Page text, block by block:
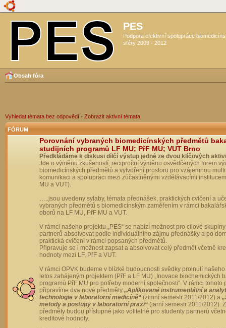
PES
Podpora efektivní spolupráce
sféry 2009 - 2012
Obsah fóra
Vyhledat témata bez odpovědí • Zobrazit aktivní témata
FÓRUM
Porovnání vybraných biomedicínských předmětů
studijních programů LF MU; PřF MU; VUT Brno
Předkládáme k diskusi dílčí výstup jedné ze dvou klíčových
Jde o výměnu zkušeností, reciproční výměnu osvědčených forem
biomedicínských předmětů a vytvoření prostoru pro vzájemnou
komunikaci a spolupráci mezi zúčastněnými vzdělávacími
MU a VUT).
…..jsou uvedeny sylaby, témata přednášek, praktických cvičení a
vybraných předmětů s biomedicínským zaměřením v rámci
oborů na LF MU, PřF MU a VUT.
V rámci našeho projektu „PES“ se nabízí možnost pro cílové
partnerů absolvovat podle individuálního zájmu přednášky a po
praktická cvičení v rámci popsaných předmětů.
Připravuje se i možnost zapsat a absolvovat celý předmět včetně
hodnoty mezi LF, PřF a VUT.
V rámci OPVK budeme v blízké budoucnosti svědky prolnutí
letos zahájeným projektem (PřF a LF MU) „Inovace biochemických
programů PřF MU pro potřeby moderní společnosti“. V rámci tohoto
připravíme dva nové předměty „Aplikované instrumentální a
technologie v laboratorní medicíně“ (zimní semestr 2011/2012) a
metody a postupy v laboratorní praxi“ (jarní semestr 2011/2012).
předměty budou přístupné jako volitelné pro studenty partnerů
kreditové hodnoty.